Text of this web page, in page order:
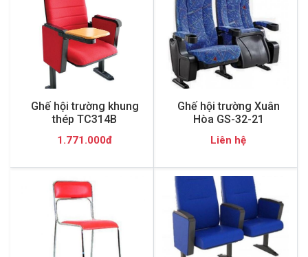
Ghế hội trường khung
thép TC314B
1.771.000đ
Ghế hội trường Xuân
Hòa GS-32-21
Liên hệ